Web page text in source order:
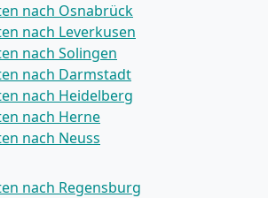
nach Osnabrück
nach Leverkusen
nach Solingen
nach Darmstadt
nach Heidelberg
nach Herne
nach Neuss
nach Regensburg